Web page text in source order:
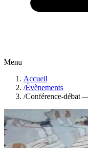
Menu
Accueil
/Évènements
/Conférence-débat